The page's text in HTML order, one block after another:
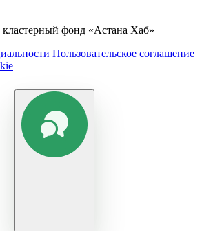
фонд «Астана Хаб»
Пользовательское соглашение